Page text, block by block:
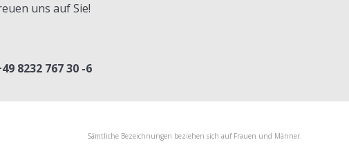
uns auf Sie!
8232 767 30 -6
Sämtliche Bezeichnungen beziehen sich auf Frauen und Männer.